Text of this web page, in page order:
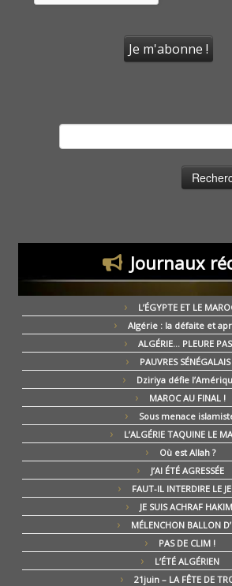
Journaux
L’ÉGYPTE ET LE
Algérie : la défaite et
ALGÉRIE… PLEURE
PAUVRES
Dziriya défie
MAROC AU FINAL !
Sous menace
L’ALGÉRIE TAQUINE LE
Où est Allah ?
J’AI ÉTÉ AGRESSÉE
FAUT-IL INTERDIRE LE
JE SUIS ACHRAF
MÉLENCHON BALLON
PAS DE CLIM !
L’ÉTÉ ALGÉRIEN
21juin – LA FÊTE DE